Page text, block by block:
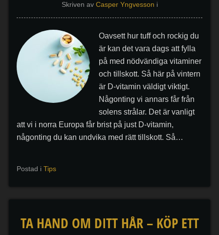
Skriven av Casper Yngvesson i
Oavsett hur tuff och rockig du
är kan det vara dags att fylla
på med nödvändiga vitaminer
och tillskott. Så här på vintern
är D-vitamin väldigt viktigt.
Någonting vi annars får från
solens strålar. Det är vanligt
att vi i norra Europa får brist på just D-vitamin,
någonting du kan undvika med rätt tillskott. Så…
Postad iTips
TA HAND OM DITT HÅR – KÖP ETT